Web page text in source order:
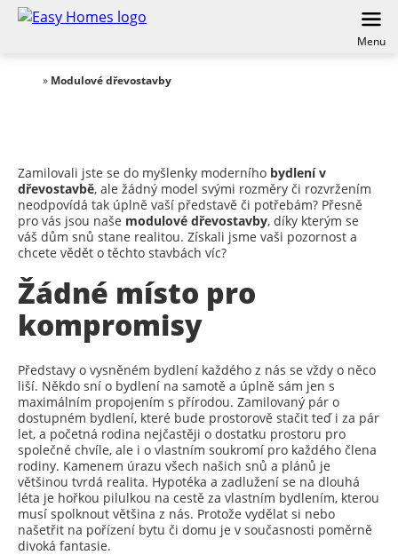
Menu
» Modulové dřevostavby
Zamilovali jste se do myšlenky moderního bydlení v
dřevostavbě, ale žádný model svými rozměry či rozvržením
neodpovídá tak úplně vaší představě či potřebám? Přesně
pro vás jsou naše modulové dřevostavby, díky kterým se
váš dům snů stane realitou. Získali jsme vaši pozornost a
chcete vědět o těchto stavbách víc?
Žádné místo pro
kompromisy
Představy o vysněném bydlení každého z nás se vždy o něco
liší. Někdo sní o bydlení na samotě a úplně sám jen s
maximálním propojením s přírodou. Zamilovaný pár o
dostupném bydlení, které bude prostorově stačit teď i za pár
let, a početná rodina nejčastěji o dostatku prostoru pro
společné chvíle, ale i o vlastním soukromí pro každého člena
rodiny. Kamenem úrazu všech našich snů a plánů je
většinou tvrdá realita. Hypotéka a zadlužení se na dlouhá
léta je hořkou pilulkou na cestě za vlastním bydlením, kterou
musí spolknout většina z nás. Protože vydělat si nebo
našetřit na pořízení bytu či domu je v současnosti poměrně
divoká fantasie.